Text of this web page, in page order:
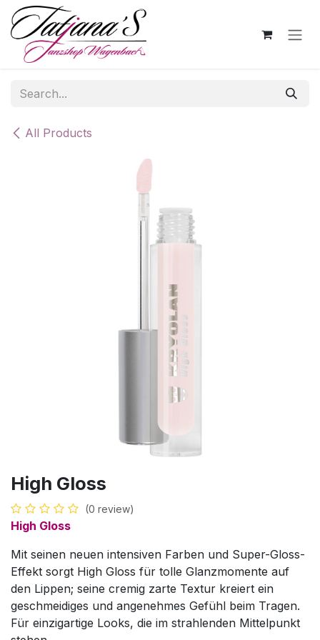
Skip to Content
All Products
High Gloss
(0 review)
High Gloss
Mit seinen neuen intensiven Farben und Super-Gloss-
Effekt sorgt High Gloss für tolle Glanzmomente auf
den Lippen; seine cremig zarte Textur kreiert ein
geschmeidiges und angenehmes Gefühl beim Tragen.
Für einzigartige Looks, die im strahlenden Mittelpunkt